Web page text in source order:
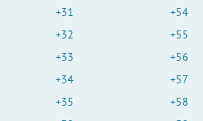
+31
+32
+33
+34
+35
+54
+55
+56
+57
+58